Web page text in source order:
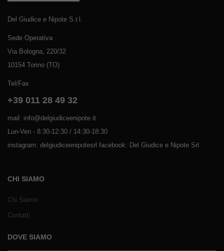
Del Giudice e Nipote S.r.l.
Sede Operativa
Via Bologna, 220/32
10154 Torino (TO)
Tel/Fax
+39 011 28 49 32
mail: info@delgiudiceenipote.it
Lun-Ven - 8:30-12:30 / 14:30-18:30
instagram: delgiudiceenipotesrl facebook: Del Giudice e Nipote Srl
CHI SIAMO
Chi Siamo
Contatti
DOVE SIAMO